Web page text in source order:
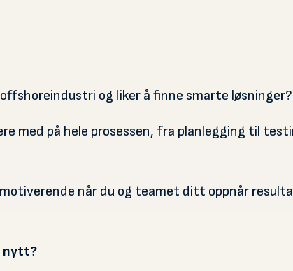
og liker å finne smarte løsninger?
med på hele prosessen, fra planlegging til
motiverende når du og teamet ditt oppnår
nytt?